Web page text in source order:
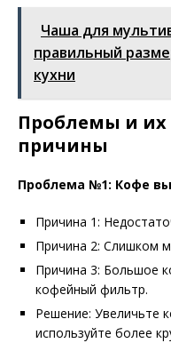
Чаша для
правильный
кухни
Проблемы и
причины
Проблема №1: Кофе
Причина 1:
Причина 2: Слишком
Причина 3: Большое
кофейный фильтр.
Решение: Увеличьте
используйте более